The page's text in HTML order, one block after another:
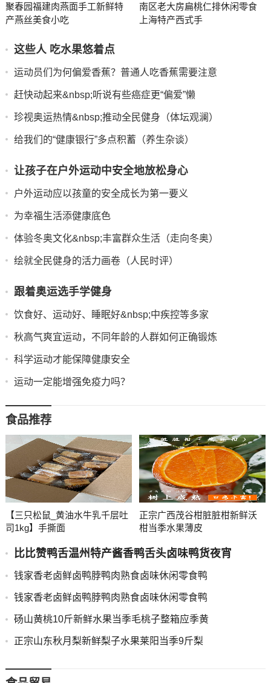
聚春园福建肉燕面手工新鲜特
产燕丝美食小吃
南区老大房扁桃仁排休闲零食
上海特产西式手
这些人 吃水果悠着点
运动员们为何偏爱香蕉？普通人吃香蕉需要注意
赶快动起来&nbsp;听说有些癌症更“偏爱”懒
珍视奥运热情&nbsp;推动全民健身（体坛观澜）
给我们的“健康银行”多点积蓄（养生杂谈）
让孩子在户外运动中安全地放松身心
户外运动应以孩童的安全成长为第一要义
为幸福生活添健康底色
体验冬奥文化&nbsp;丰富群众生活（走向冬奥）
绘就全民健身的活力画卷（人民时评）
跟着奥运选手学健身
饮食好、运动好、睡眠好&nbsp;中疾控等多家
秋高气爽宜运动，不同年龄的人群如何正确锻炼
科学运动才能保障健康安全
运动一定能增强免疫力吗？
食品推荐
【三只松鼠_黄油水牛乳千层吐
司1kg】手撕面
正宗广西茂谷柑脏脏柑新鲜沃
柑当季水果薄皮
比比赞鸭舌温州特产酱香鸭舌头卤味鸭货夜宵
钱家香老卤鲜卤鸭脖鸭肉熟食卤味休闲零食鸭
钱家香老卤鲜卤鸭脖鸭肉熟食卤味休闲零食鸭
砀山黄桃10斤新鲜水果当季毛桃子整箱应季黄
正宗山东秋月梨新鲜梨子水果莱阳当季9斤梨